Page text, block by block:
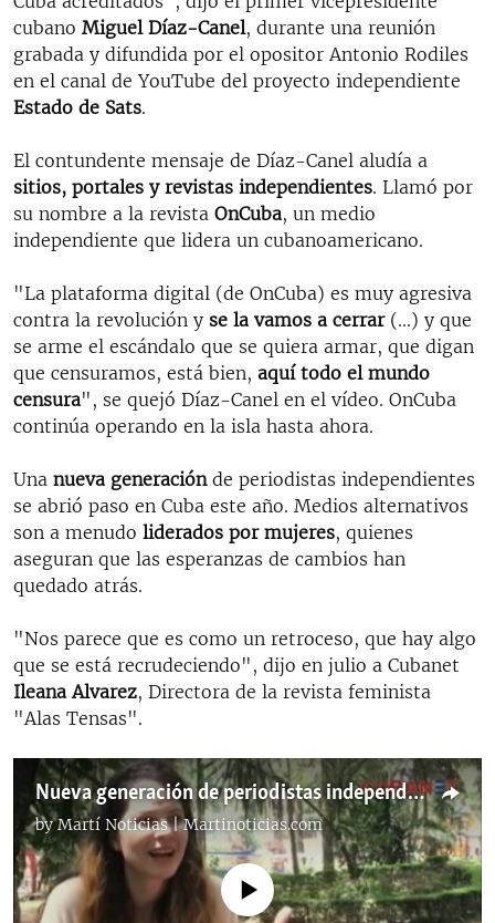
cubano Miguel Díaz-Canel, durante una reunión
grabada y difundida por el opositor Antonio Rodiles
en el canal de YouTube del proyecto independiente
Estado de Sats.
El contundente mensaje de Díaz-Canel aludía a
sitios, portales y revistas independientes. Llamó por
su nombre a la revista OnCuba, un medio
independiente que lidera un cubanoamericano.
"La plataforma digital (de OnCuba) es muy agresiva
contra la revolución y se la vamos a cerrar (...) y que
se arme el escándalo que se quiera armar, que digan
que censuramos, está bien, aquí todo el mundo
censura", se quejó Díaz-Canel en el vídeo. OnCuba
continúa operando en la isla hasta ahora.
Una nueva generación de periodistas independientes
se abrió paso en Cuba este año. Medios alternativos
son a menudo liderados por mujeres, quienes
aseguran que las esperanzas de cambios han
quedado atrás.
"Nos parece que es como un retroceso, que hay algo
que se está recrudeciendo", dijo en julio a Cubanet
Ileana Alvarez, Directora de la revista feminista
"Alas Tensas".
Nueva generación de periodistas independientes se abre paso en Cuba
byMartí Noticias | Martinoticias.com
No media source currently available